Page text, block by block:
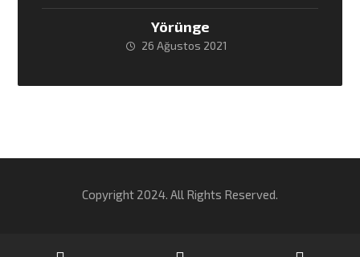
Yörünge
26 Ağustos 2021
Copyright 2024. All Rights Reserved.